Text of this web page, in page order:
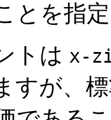
とを指
トは x-
すが、